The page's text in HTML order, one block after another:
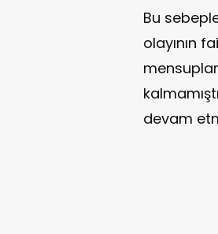
Bu
olayının
devam